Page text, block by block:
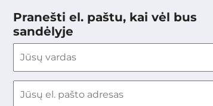
Pranešti el. paštu, kai vėl bus
sandėlyje